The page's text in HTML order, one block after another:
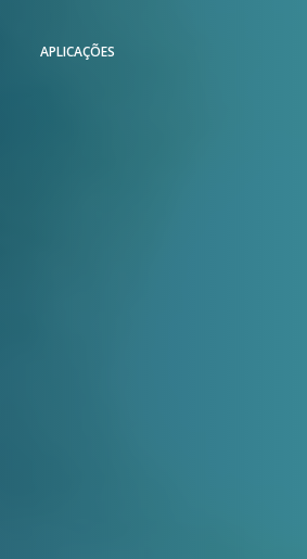
APLICAÇÕES